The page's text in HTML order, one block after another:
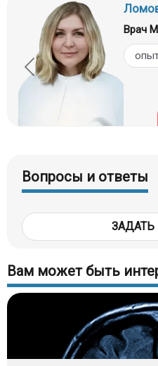
Врач
Вопросы и ответы
Вам может быть